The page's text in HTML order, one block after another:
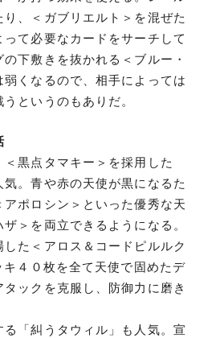
り、＜ガブリエルト＞を混ぜた
って必要なカードをサーチして
下敷きを抜かれる＜ブルー・
くなるので、相手によっては
というのもありだ。
黒点タマキー＞を採用した
気。青や赤の天使が黒になるた
ポロシン＞といった優秀な天
＞を両立できるようになる。
した＜アロス＆コードピルルク
４０枚を全て天使で固めたデ
ックを克服し、防御力に磨き
る「糾うタウィル」も人気。宣